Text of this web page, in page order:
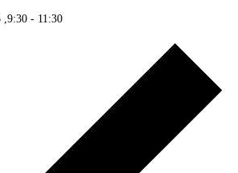
,9:30 - 11:30